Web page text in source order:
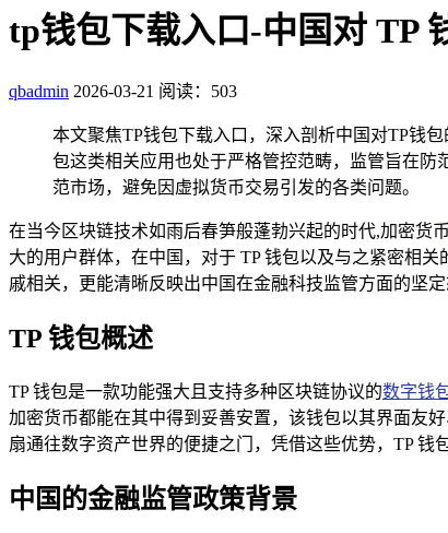
tp钱包下载入口-中国对 TP
qbadmin 2026-03-21 阅读：503
本文聚焦TP钱包下载入口，深入剖析中国对TP钱
包这类相关应用也处于严格管控范畴，监管旨在
范市场，避免因虚拟货币交易引发的各类问题。
在当今区块链技术如雨后春笋般蓬勃兴起的时代,加密货币
大的用户群体，在中国，对于 TP 钱包以及与之紧密相
戚相关，更能清晰反映出中国在金融科技监管方面的坚定
TP 钱包概述
TP 钱包是一款功能强大且支持多种区块链协议的数字钱
加密货币都能在其中得到妥善安置，该钱包以其界面友
扇通往数字资产世界的便捷之门，凭借这些优势，TP
中国的金融监管政策背景